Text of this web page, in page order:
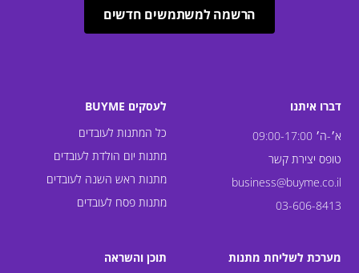
הרשמה למשתמשים חדשים
דברו איתנו
א׳-ה׳ 09:00-17:00
טופס יצירת קשר
business@buyme.co.il
03-606-8413
לעסקים BUYME
כל המתנות לעובדים
מתנות יום הולדת לעובדים
מתנות ראש השנה לעובדים
מתנות פסח לעובדים
מערכת לשליחת מתנות
תוכן והשראה